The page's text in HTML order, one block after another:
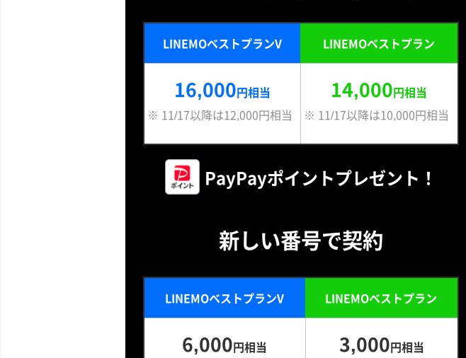
LINEMOベストプランV LINEMOベストプラン
16,000円相当
※ 11/17以降は12,000円相当
14,000円相当
※ 11/17以降は10,000円相当
PayPayポイントプレゼント！
新しい番号で契約
LINEMOベストプランV LINEMOベストプラン
6,000円相当 3,000円相当